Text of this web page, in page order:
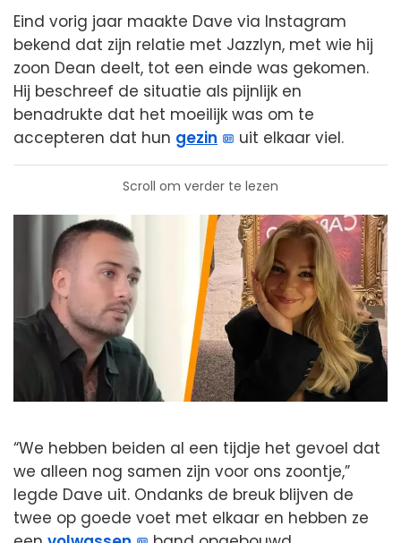
Eind vorig jaar maakte Dave via Instagram
bekend dat zijn relatie met Jazzlyn, met wie hij
zoon Dean deelt, tot een einde was gekomen.
Hij beschreef de situatie als pijnlijk en
benadrukte dat het moeilijk was om te
accepteren dat hun gezin uit elkaar viel.
Scroll om verder te lezen
“We hebben beiden al een tijdje het gevoel dat
we alleen nog samen zijn voor ons zoontje,”
legde Dave uit. Ondanks de breuk blijven de
twee op goede voet met elkaar en hebben ze